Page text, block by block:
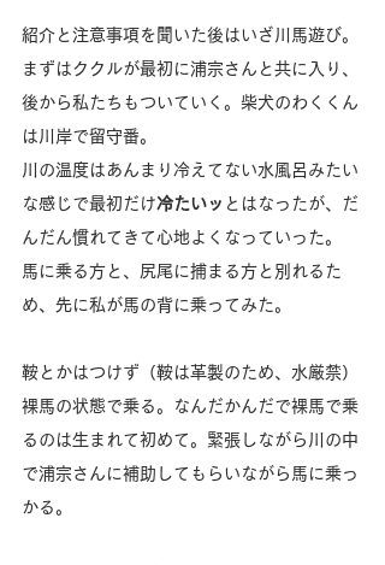
紹介と注意事項を聞いた後はいざ川馬遊び。
まずはククルが最初に浦宗さんと共に入り、
後から私たちもついていく。柴犬のわくくん
は川岸で留守番。
川の温度はあんまり冷えてない水風呂みたい
な感じで最初だけ冷たいッ とはなったが、だ
んだん慣れてきて心地よくなっていった。
馬に乗る方と、尻尾に捕まる方と別れるた
め、先に私が馬の背に乗ってみた。
鞍とかはつけず（鞍は革製のため、水厳禁）
裸馬の状態で乗る。なんだかんだで裸馬で乗
るのは生まれて初めて。緊張しながら川の中
で浦宗さんに補助してもらいながら馬に乗っ
かる。